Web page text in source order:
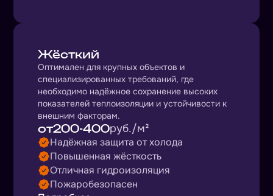
Жёсткий
Оптимален для крупных объектов и
специализированных требований, где
необходимо надёжное сохранение высоких
показателей теплоизоляции и устойчивости к
внешним факторам.
от200-400руб./м²
Надёжная защита от холода
Повышенная жёсткость
Отличная гидроизоляция
Пожаробезопасен